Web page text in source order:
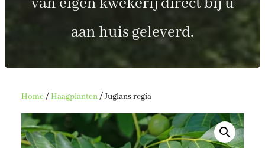
aan huis geleverd.
Home/Haagplanten/ Juglans regia